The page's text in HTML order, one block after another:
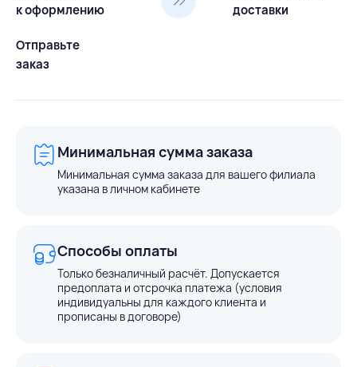
к оформлению
доставки
Отправьте
заказ
Минимальная сумма заказа
Минимальная сумма заказа для вашего филиала
указана в личном кабинете
Способы оплаты
Только безналичный расчёт. Допускается
предоплата и отсрочка платежа (условия
индивидуальны для каждого клиента и
прописаны в договоре)